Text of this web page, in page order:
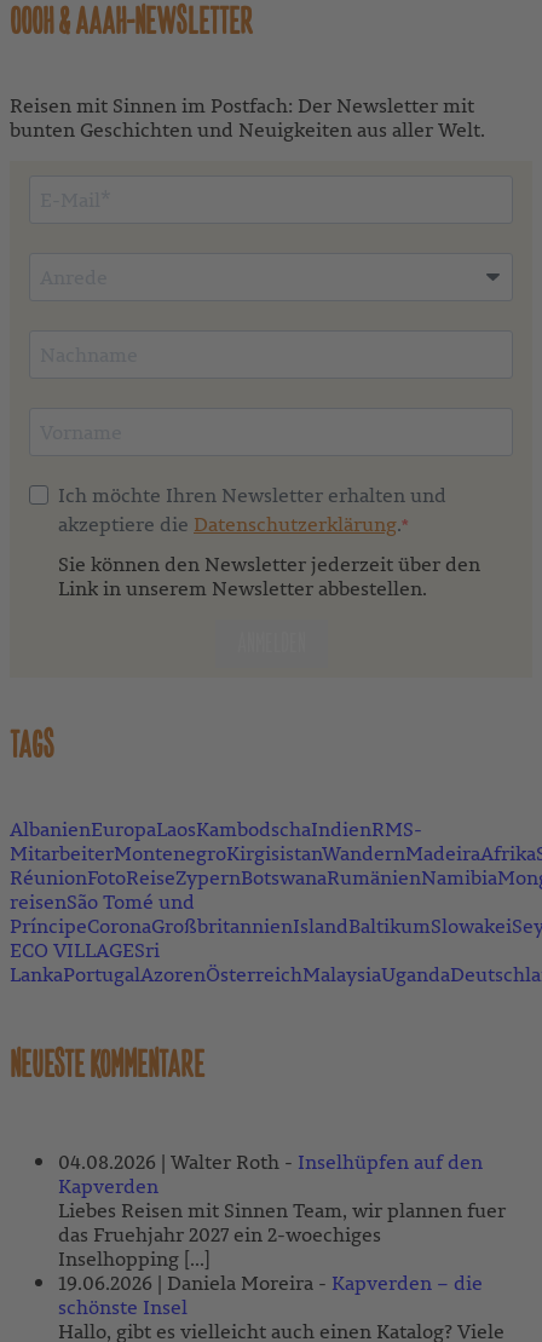
OOOH & AAAH-NEWSLETTER
Reisen mit Sinnen im Postfach: Der Newsletter mit
bunten Geschichten und Neuigkeiten aus aller Welt.
Ich möchte Ihren Newsletter erhalten und
akzeptiere die Datenschutzerklärung.
Sie können den Newsletter jederzeit über den
Link in unserem Newsletter abbestellen.
TAGS
AlbanienEuropaLaosKambodschaIndienRMS-
MitarbeiterMontenegroKirgisistanWandernMadeiraAfrika
RéunionFotoReiseZypernBotswanaRumänienNamibia
reisenSão Tomé und
PríncipeCoronaGroßbritannienIslandBaltikumSlowakei
ECO VILLAGESri
LankaPortugalAzorenÖsterreichMalaysiaUganda
NEUESTE KOMMENTARE
04.08.2026 | Walter Roth - Inselhüpfen auf den
Kapverden
Liebes Reisen mit Sinnen Team, wir plannen fuer
das Fruehjahr 2027 ein 2-woechiges
Inselhopping [...]
19.06.2026 | Daniela Moreira - Kapverden – die
schönste Insel
Hallo, gibt es vielleicht auch einen Katalog? Viele